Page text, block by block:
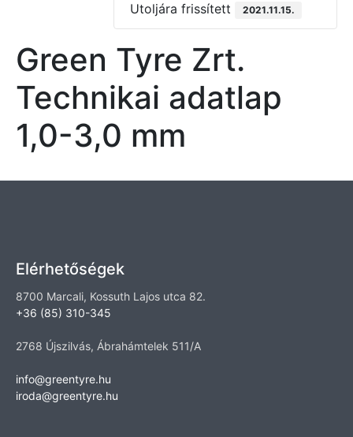
Utoljára frissített 2021.11.15.
Green Tyre Zrt.
Technikai adatlap
1,0-3,0 mm
Elérhetőségek
8700 Marcali, Kossuth Lajos utca 82.
+36 (85) 310-345
2768 Újszilvás, Ábrahámtelek 511/A
info@greentyre.hu
iroda@greentyre.hu